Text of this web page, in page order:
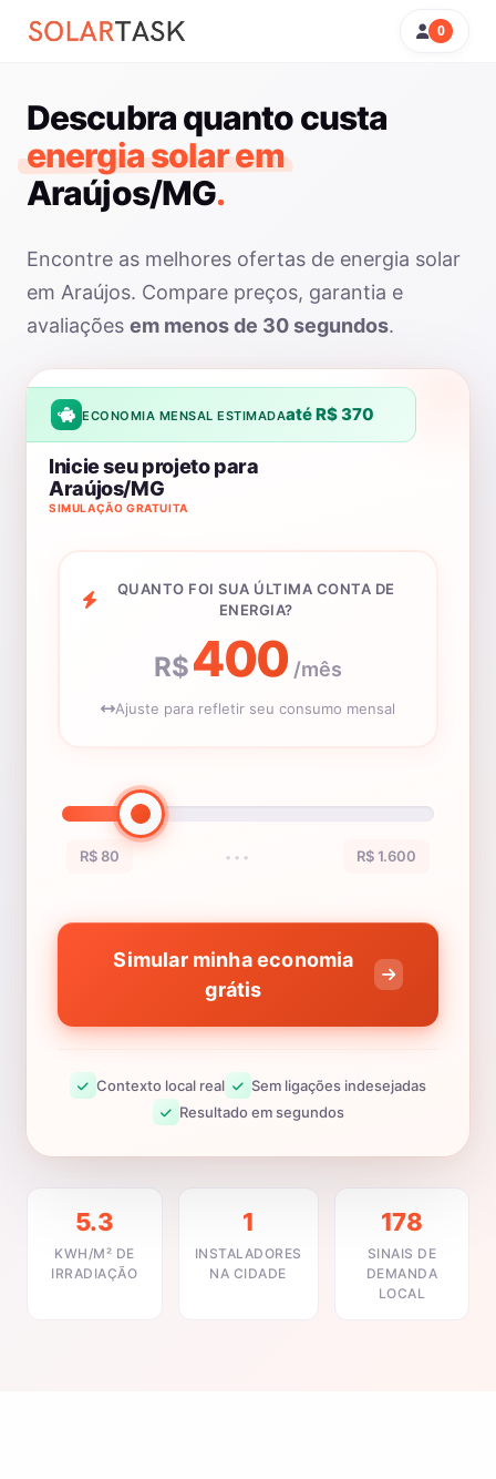
0
Descubra quanto custa
energia solar em
Araújos/MG.
Encontre as melhores ofertas de energia solar
em Araújos. Compare preços, garantia e
avaliações em menos de 30 segundos.
ECONOMIA MENSAL ESTIMADAaté R$ 370
SIMULAÇÃO GRATUITA
Inicie seu projeto para
Araújos/MG
QUANTO FOI SUA ÚLTIMA CONTA DE
ENERGIA?
R$400 /mês
Ajuste para refletir seu consumo mensal
R$ 80 ••• R$ 1.600
Simular minha economia
grátis
Contexto local real
Sem ligações indesejadas
Resultado em segundos
5.3
KWH/M² DE
IRRADIAÇÃO
1
INSTALADORES
NA CIDADE
178
SINAIS DE
DEMANDA
LOCAL